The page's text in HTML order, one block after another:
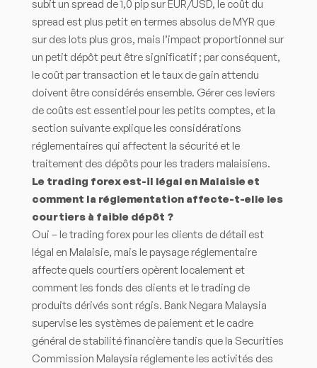
subit un spread de 1,0 pip sur EUR/USD, le coût du
spread est plus petit en termes absolus de MYR que
sur des lots plus gros, mais l’impact proportionnel sur
un petit dépôt peut être significatif ; par conséquent,
le coût par transaction et le taux de gain attendu
doivent être considérés ensemble. Gérer ces leviers
de coûts est essentiel pour les petits comptes, et la
section suivante explique les considérations
réglementaires qui affectent la sécurité et le
traitement des dépôts pour les traders malaisiens.
Le trading forex est-il légal en Malaisie et
comment la réglementation affecte-t-elle les
courtiers à faible dépôt ?
Oui – le trading forex pour les clients de détail est
légal en Malaisie, mais le paysage réglementaire
affecte quels courtiers opèrent localement et
comment les fonds des clients et le trading de
produits dérivés sont régis. Bank Negara Malaysia
supervise les systèmes de paiement et le cadre
général de stabilité financière tandis que la Securities
Commission Malaysia réglemente les activités des